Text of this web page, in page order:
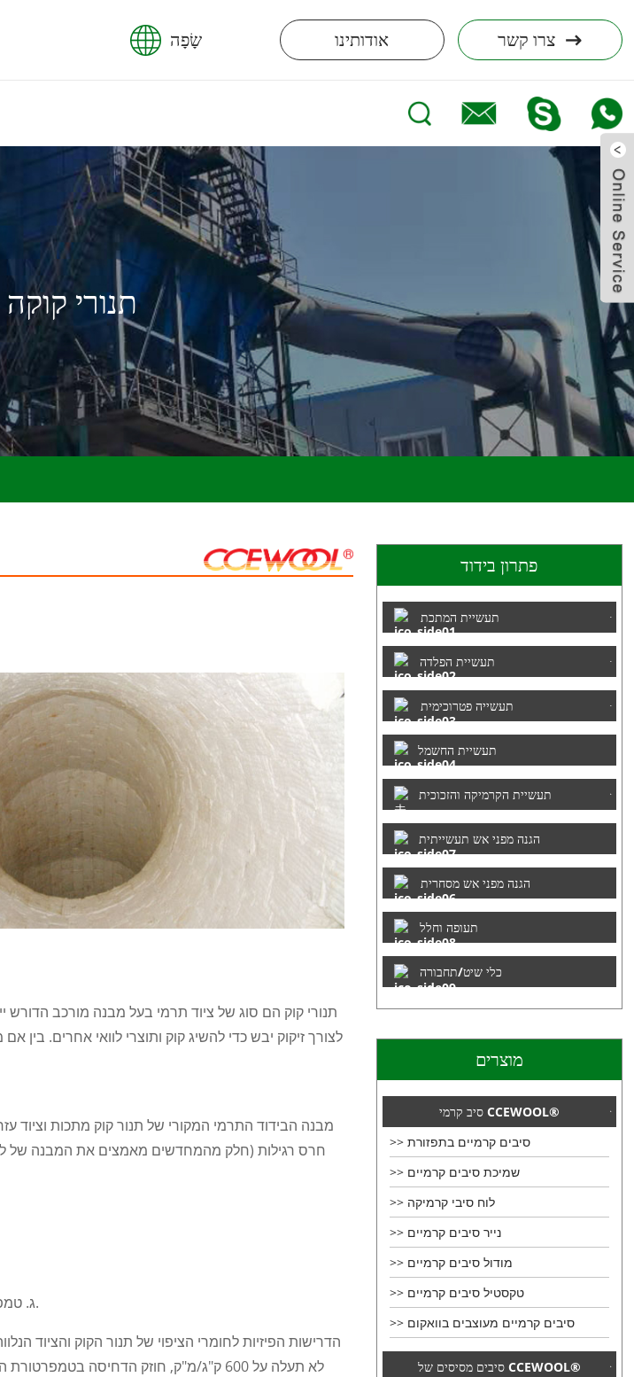
שָׂפָה אודותינו צרו קשר
תנורי
פתרון בידוד
תעשיית המתכת
תעשיית הפלדה
תעשייה פטרוכימית
תעשיית החשמל
תעשיית הקרמיקה והזכוכית
הגנה מפני אש תעשייתית
הגנה מפני אש מסחרית
תעופה וחלל
כלי שיט/תחבורה
מוצרים
סיב קרמי CCEWOOL®
סיבים קרמיים בתפזורת
שמיכת סיבים קרמיים
לוח סיבי קרמיקה
נייר סיבים קרמיים
מודול סיבים קרמיים
טקסטיל סיבים קרמיים
סיבים קרמיים מעוצבים בוואקום
סיבים מסיסים של CCEWOOL®
לצורך זיקוק יבש כדי להשיג קוק ותוצרי לוואי אחרים. בין
מבנה הבידוד התרמי המקורי של תנור קוק מתכות וציוד
חרס רגילות (חלק מהמחדשים מאמצים את המבנה של
ג. טמפרטורה גבוהה מאוד הן על הקיר החיצוני והן על הסביבה הסובבת גורמת לסביבת עבודה קשה.
הדרישות הפיזיות לחומרי הציפוי של תנור הקוק והציוד